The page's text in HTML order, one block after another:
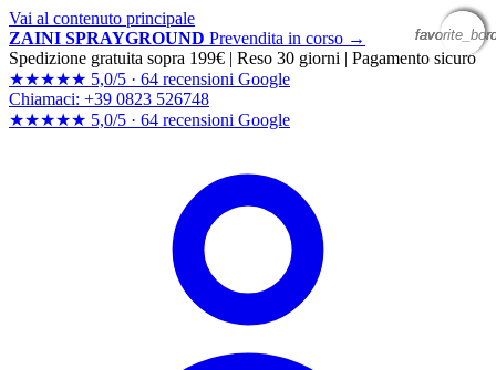
Vai al contenuto principale
ZAINI SPRAYGROUND Prevendita in corso →
Spedizione gratuita sopra 199€ | Reso 30 giorni | Pagamento sicuro
★★★★★ 5,0/5 · 64 recensioni Google
Chiamaci: +39 0823 526748
★★★★★ 5,0/5 · 64 recensioni Google